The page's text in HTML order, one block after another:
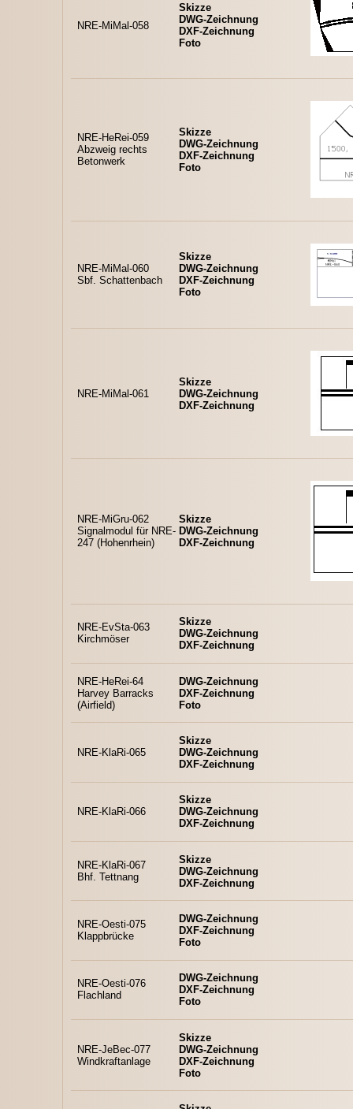
NRE-MiMal-058
Skizze
DWG-Zeichnung
DXF-Zeichnung
Foto
NRE-HeRei-059
Abzweig rechts
Betonwerk
Skizze
DWG-Zeichnung
DXF-Zeichnung
Foto
NRE-MiMal-060
Sbf. Schattenbach
Skizze
DWG-Zeichnung
DXF-Zeichnung
Foto
NRE-MiMal-061
Skizze
DWG-Zeichnung
DXF-Zeichnung
NRE-MiGru-062
Signalmodul für NRE-
247 (Hohenrhein)
Skizze
DWG-Zeichnung
DXF-Zeichnung
NRE-EvSta-063
Kirchmöser
Skizze
DWG-Zeichnung
DXF-Zeichnung
NRE-HeRei-64
Harvey Barracks
(Airfield)
DWG-Zeichnung
DXF-Zeichnung
Foto
NRE-KlaRi-065
Skizze
DWG-Zeichnung
DXF-Zeichnung
NRE-KlaRi-066
Skizze
DWG-Zeichnung
DXF-Zeichnung
NRE-KlaRi-067
Bhf. Tettnang
Skizze
DWG-Zeichnung
DXF-Zeichnung
NRE-Oesti-075
Klappbrücke
DWG-Zeichnung
DXF-Zeichnung
Foto
NRE-Oesti-076
Flachland
DWG-Zeichnung
DXF-Zeichnung
Foto
NRE-JeBec-077
Windkraftanlage
Skizze
DWG-Zeichnung
DXF-Zeichnung
Foto